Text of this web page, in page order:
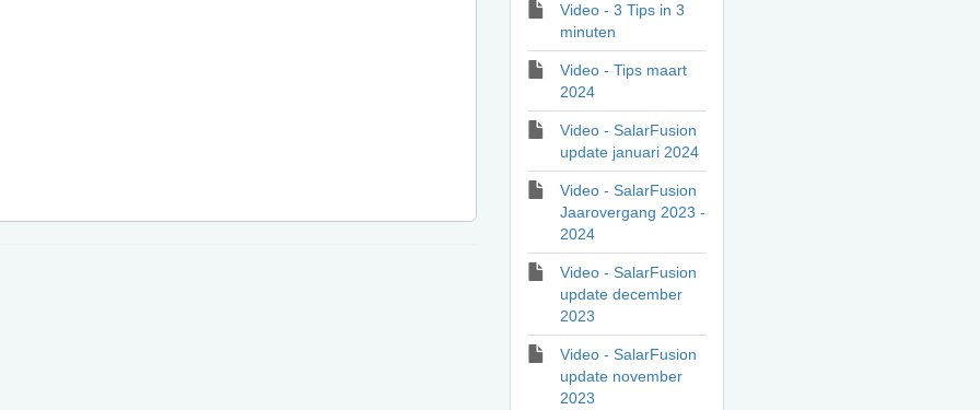
Video - 3 Tips in 3
minuten
Video - Tips maart
2024
Video - SalarFusion
update januari 2024
Video - SalarFusion
Jaarovergang 2023 -
2024
Video - SalarFusion
update december
2023
Video - SalarFusion
update november
2023